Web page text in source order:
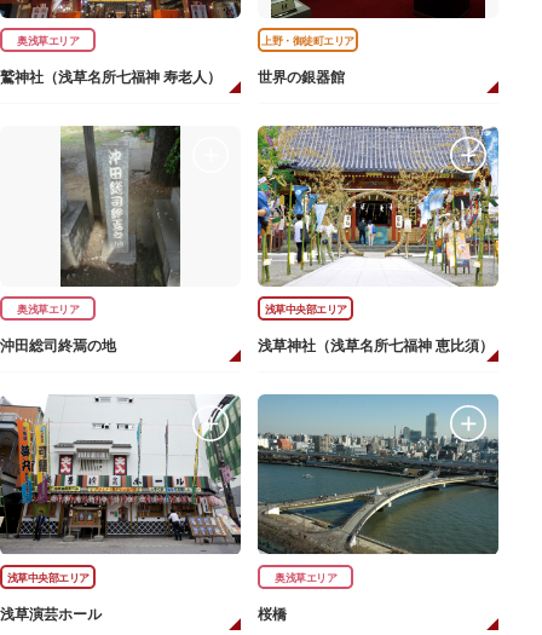
奥浅草エリア
鷲神社（浅草名所七福神 寿老人）
上野・御徒町エリア
世界の銀器館
奥浅草エリア
沖田総司終焉の地
浅草中央部エリア
浅草神社（浅草名所七福神 恵比須）
浅草中央部エリア
浅草演芸ホール
奥浅草エリア
桜橋